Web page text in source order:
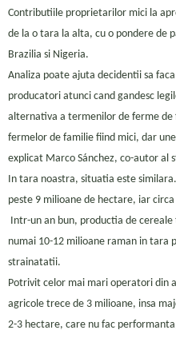
Contributiile proprietarilor mici la
de la o tara la alta, cu o pondere de
Brazilia si Nigeria.
Analiza poate ajuta decidentii sa
producatori atunci cand gandesc
alternativa a termenilor de ferme
fermelor de familie fiind mici, dar
explicat Marco Sánchez, co-autor al
In tara noastra, situatia este
peste 9 milioane de hectare, iar
Intr-un an bun, productia de
numai 10-12 milioane raman in tara
strainatatii.
Potrivit celor mai mari operatori din
agricole trece de 3 milioane, insa
2-3 hectare, care nu fac